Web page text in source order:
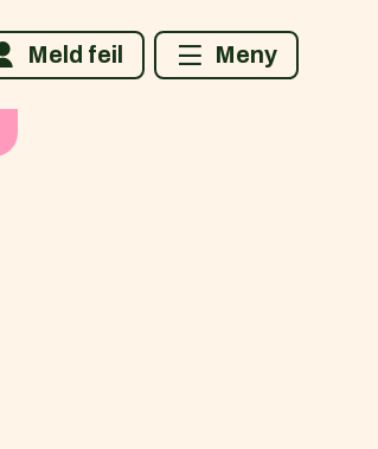
Meld feil Meny